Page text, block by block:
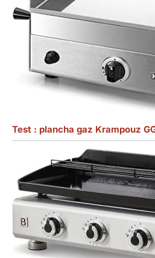
Test : plancha gaz Krampouz